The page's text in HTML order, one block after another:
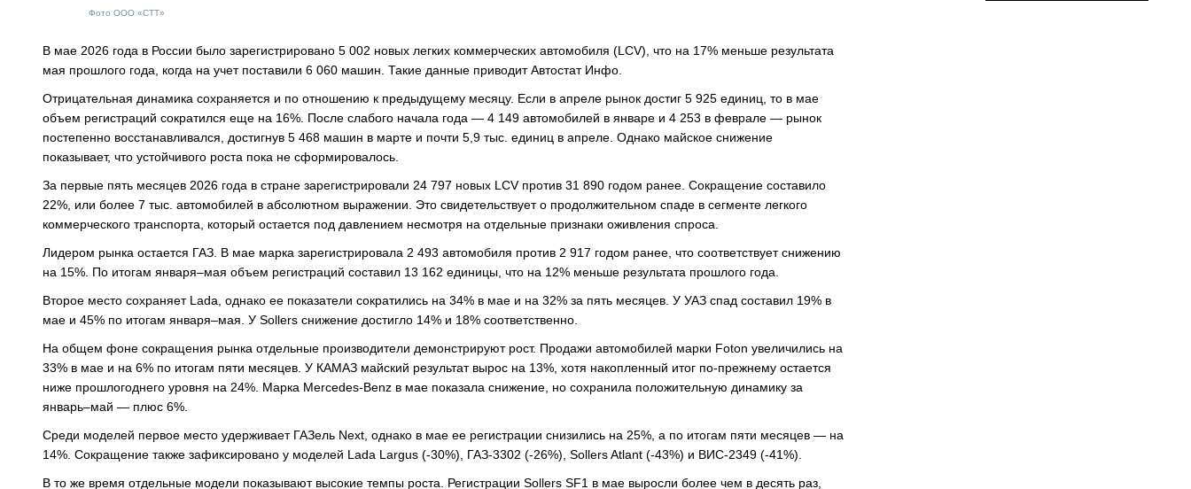
Фото ООО «СТТ»
В мае 2026 года в России было зарегистрировано 5 002 новых легких коммерческих автомобиля (LCV), что на 17% меньше результата
мая прошлого года, когда на учет поставили 6 060 машин. Такие данные приводит Автостат Инфо.
Отрицательная динамика сохраняется и по отношению к предыдущему месяцу. Если в апреле рынок достиг 5 925 единиц, то в мае
объем регистраций сократился еще на 16%. После слабого начала года — 4 149 автомобилей в январе и 4 253 в феврале — рынок
постепенно восстанавливался, достигнув 5 468 машин в марте и почти 5,9 тыс. единиц в апреле. Однако майское снижение
показывает, что устойчивого роста пока не сформировалось.
За первые пять месяцев 2026 года в стране зарегистрировали 24 797 новых LCV против 31 890 годом ранее. Сокращение составило
22%, или более 7 тыс. автомобилей в абсолютном выражении. Это свидетельствует о продолжительном спаде в сегменте легкого
коммерческого транспорта, который остается под давлением несмотря на отдельные признаки оживления спроса.
Лидером рынка остается ГАЗ. В мае марка зарегистрировала 2 493 автомобиля против 2 917 годом ранее, что соответствует снижению
на 15%. По итогам января–мая объем регистраций составил 13 162 единицы, что на 12% меньше результата прошлого года.
Второе место сохраняет Lada, однако ее показатели сократились на 34% в мае и на 32% за пять месяцев. У УАЗ спад составил 19% в
мае и 45% по итогам января–мая. У Sollers снижение достигло 14% и 18% соответственно.
На общем фоне сокращения рынка отдельные производители демонстрируют рост. Продажи автомобилей марки Foton увеличились на
33% в мае и на 6% по итогам пяти месяцев. У КАМАЗ майский результат вырос на 13%, хотя накопленный итог по-прежнему остается
ниже прошлогоднего уровня на 24%. Марка Mercedes-Benz в мае показала снижение, но сохранила положительную динамику за
январь–май — плюс 6%.
Среди моделей первое место удерживает ГАЗель Next, однако в мае ее регистрации снизились на 25%, а по итогам пяти месяцев — на
14%. Сокращение также зафиксировано у моделей Lada Largus (-30%), ГАЗ-3302 (-26%), Sollers Atlant (-43%) и ВИС-2349 (-41%).
В то же время отдельные модели показывают высокие темпы роста. Регистрации Sollers SF1 в мае выросли более чем в десять раз,